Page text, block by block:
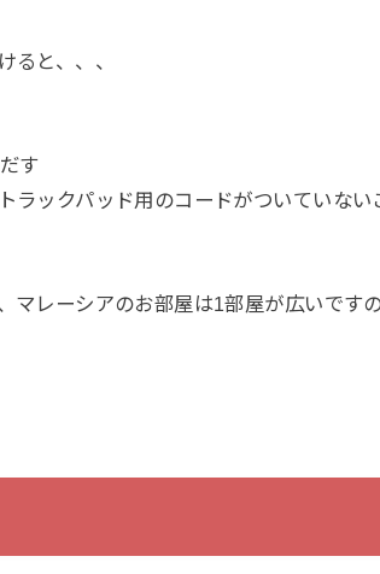
ると、、、
す
ラックパッド用のコードがついていない
マレーシアのお部屋は1部屋が広いです